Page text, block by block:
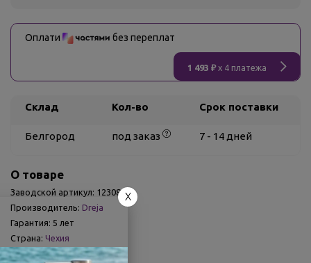
Оплати без переплат
1 493 ₽x 4 платежа
Склад Кол-во Срок поставки
Белгород под заказ 7 - 14 дней
О товаре
Заводской артикул: 123084
Производитель: Dreja
Гарантия: 5 лет
Страна: Чехия
Другие характеристики
X